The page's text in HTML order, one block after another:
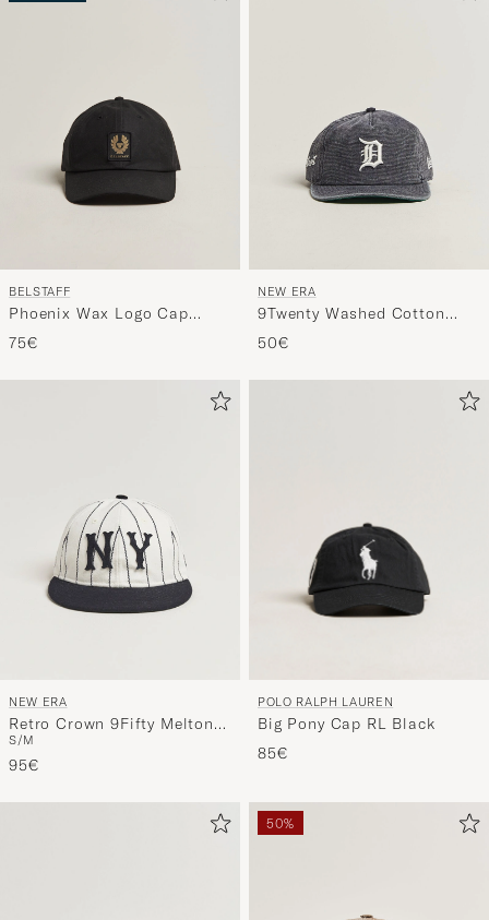
BELSTAFF
Phoenix Wax Logo Cap
Black
75€
NEW ERA
9Twenty Washed Cotton
Cap Detroit Tigers
50€
NEW ERA
Retro Crown 9Fifty Melton
Wool Cap New York Yankees
Stripe
S/M
95€
POLO RALPH LAUREN
Big Pony Cap RL Black
85€
50%